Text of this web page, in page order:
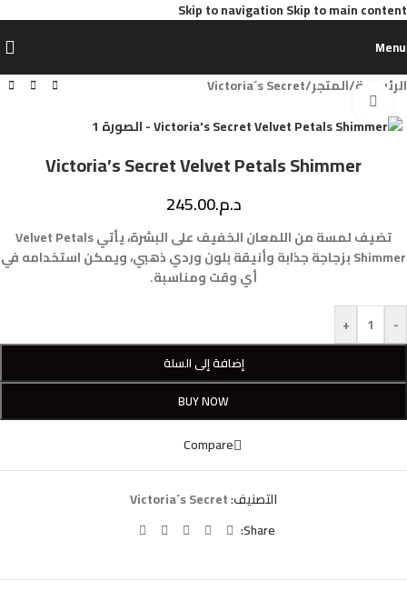
Skip to navigationSkip to main content
Menu
الرئيسية/المتجر/
Victoria´s Secret
Victoria’s Secret Velvet Petals Shimmer
د.م.245.00
تضيف لمسة من اللمعان الخفيف على البشرة، يأتي Velvet Petals
Shimmer بزجاجة جذابة وأنيقة بلون وردي ذهبي، ويمكن استخدامه في
أي وقت ومناسبة.
-
+
إضافة إلى السلة
BUY NOW
Compare
التصنيف:Victoria´s Secret
Share: